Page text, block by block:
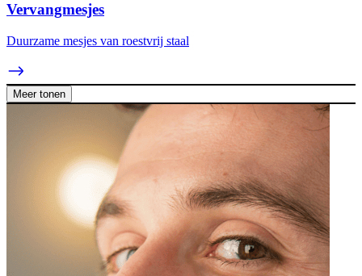
Vervangmesjes
Duurzame mesjes van roestvrij staal
Meer tonen